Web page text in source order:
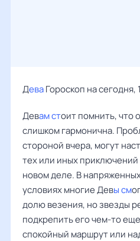
ДеваГороскоп на сегодня,
Девам стоит помнить, что
слишком гармонична.
стороной вчера, могут
тех или иных приключений
новом деле. В
условиях многие Девы см
долю везения, но звезды
подкрепить его чем-то
спокойный маршрут или